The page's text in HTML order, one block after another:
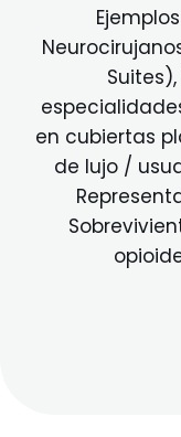
en cubiertas
de lujo /